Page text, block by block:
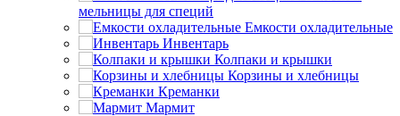
мельницы для специй
Емкости охладительные
Инвентарь
Колпаки и крышки
Корзины и хлебницы
Креманки
Мармит